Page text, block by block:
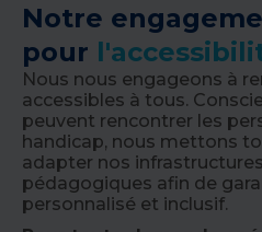
Notre
pour
Nous nous engageons à
accessibles à tous.
peuvent rencontrer les
handicap, nous mettons
adapter nos
pédagogiques afin de
personnalisé et inclusif.